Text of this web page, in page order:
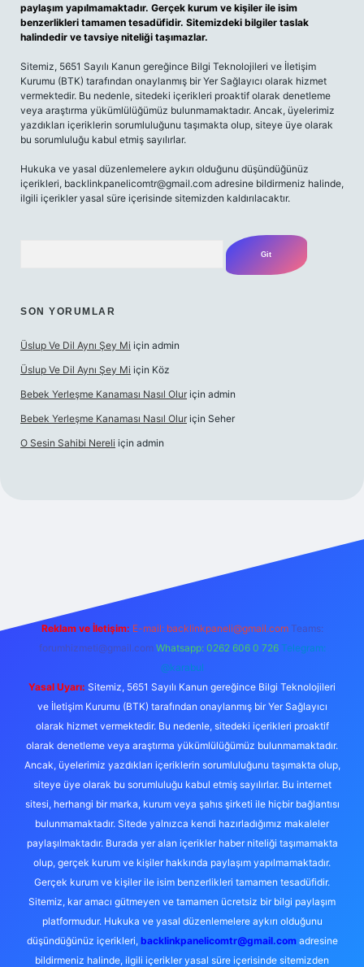
paylaşım yapılmamaktadır. Gerçek kurum ve kişiler ile isim
benzerlikleri tamamen tesadüfidir. Sitemizdeki bilgiler taslak
halindedir ve tavsiye niteliği taşımazlar.
Sitemiz, 5651 Sayılı Kanun gereğince Bilgi Teknolojileri ve İletişim
Kurumu (BTK) tarafından onaylanmış bir Yer Sağlayıcı olarak hizmet
vermektedir. Bu nedenle, sitedeki içerikleri proaktif olarak denetleme
veya araştırma yükümlülüğümüz bulunmamaktadır. Ancak, üyelerimiz
yazdıkları içeriklerin sorumluluğunu taşımakta olup, siteye üye olarak
bu sorumluluğu kabul etmiş sayılırlar.
Hukuka ve yasal düzenlemelere aykırı olduğunu düşündüğünüz
içerikleri, backlinkpanelicomtr@gmail.com adresine bildirmeniz halinde,
ilgili içerikler yasal süre içerisinde sitemizden kaldırılacaktır.
SON YORUMLAR
Üslup Ve Dil Aynı Şey Mi için admin
Üslup Ve Dil Aynı Şey Mi için Köz
Bebek Yerleşme Kanaması Nasıl Olur için admin
Bebek Yerleşme Kanaması Nasıl Olur için Seher
O Sesin Sahibi Nereli için admin
Reklam ve İletişim: E-mail: backlinkpaneli@gmail.com Teams:
forumhizmeti@gmail.com Whatsapp: 0262 606 0 726 Telegram:
@karabul
Yasal Uyarı: Sitemiz, 5651 Sayılı Kanun gereğince Bilgi Teknolojileri
ve İletişim Kurumu (BTK) tarafından onaylanmış bir Yer Sağlayıcı
olarak hizmet vermektedir. Bu nedenle, sitedeki içerikleri proaktif
olarak denetleme veya araştırma yükümlülüğümüz bulunmamaktadır.
Ancak, üyelerimiz yazdıkları içeriklerin sorumluluğunu taşımakta olup,
siteye üye olarak bu sorumluluğu kabul etmiş sayılırlar. Bu internet
sitesi, herhangi bir marka, kurum veya şahıs şirketi ile hiçbir bağlantısı
bulunmamaktadır. Sitede yalnızca kendi hazırladığımız makaleler
paylaşılmaktadır. Burada yer alan içerikler haber niteliği taşımamakta
olup, gerçek kurum ve kişiler hakkında paylaşım yapılmamaktadır.
Gerçek kurum ve kişiler ile isim benzerlikleri tamamen tesadüfidir.
Sitemiz, kar amacı gütmeyen ve tamamen ücretsiz bir bilgi paylaşım
platformudur. Hukuka ve yasal düzenlemelere aykırı olduğunu
düşündüğünüz içerikleri, backlinkpanelicomtr@gmail.comadresine
bildirmeniz halinde, ilgili içerikler yasal süre içerisinde sitemizden